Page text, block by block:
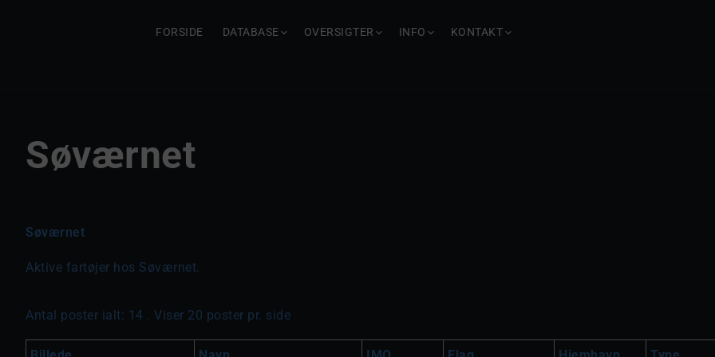
FORSIDE DATABASE OVERSIGTER INFO KONTAKT
Søværnet
Søværnet
Aktive fartøjer hos Søværnet.
Antal poster ialt: 14 . Viser 20 poster pr. side